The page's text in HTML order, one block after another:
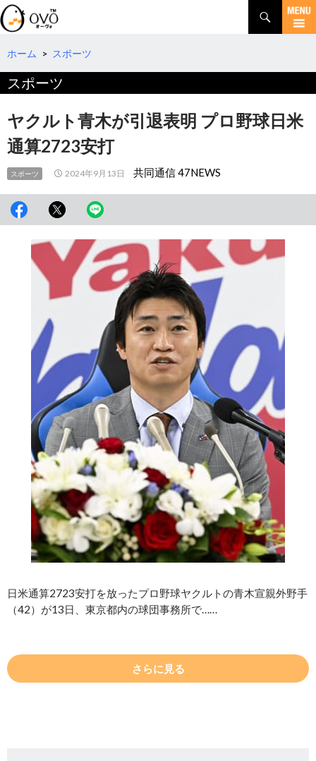
検
索
コ
テ
へ
ホーム > スポーツ
スポーツ
ヤクルト青木が引退表明 プロ野球日米
通算2723安打
スポーツ 2024年9月13日 共同通信 47NEWS
日米通算2723安打を放ったプロ野球ヤクルトの青木宣親外野手
（42）が13日、東京都内の球団事務所で……
さらに見る